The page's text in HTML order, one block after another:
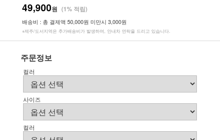
49,900원 (1% 적립)
배송비 : 총 결제액 50,000원 미만시 3,000원
※제주/도서지역은 추가배송비가 발생하며, 안내차 연락을 드리고 있습니다.
주문정보
컬러
사이즈
컬러